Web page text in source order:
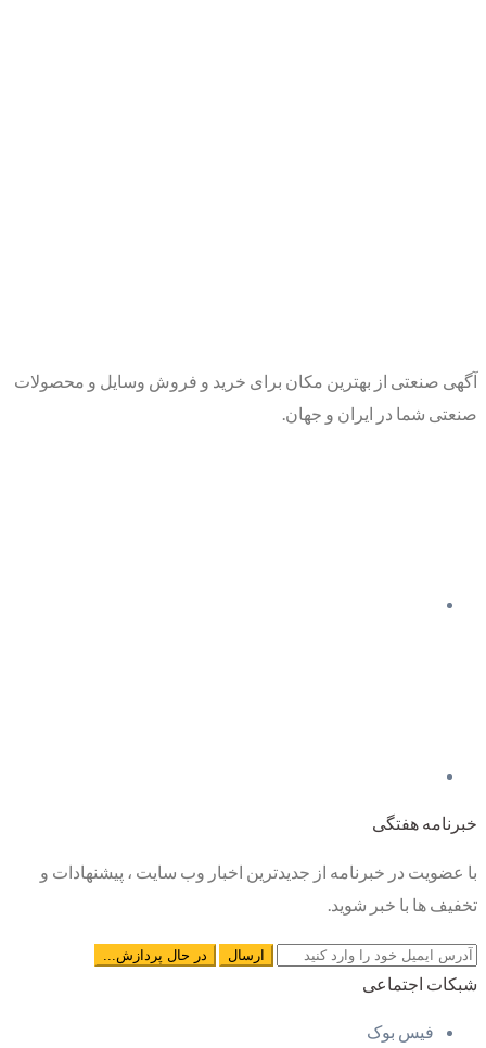
آگهی صنعتی از بهترین مکان برای خرید و فروش وسایل و محصولات
صنعتی شما در ایران و جهان.
خبرنامه هفتگی
با عضویت در خبرنامه از جدیدترین اخبار وب سایت ، پیشنهادات و
تخفیف ها با خبر شوید.
شبکات اجتماعی
فیس بوک